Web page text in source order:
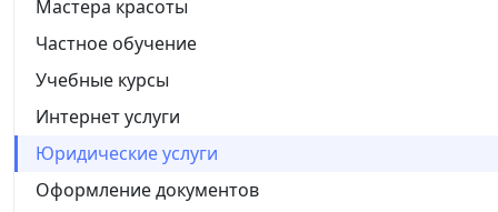
Мастера красоты
Частное обучение
Учебные курсы
Интернет услуги
Юридические услуги
Оформление документов